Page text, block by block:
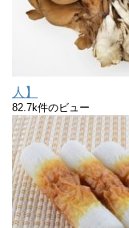
人】
82.7k件のビュー